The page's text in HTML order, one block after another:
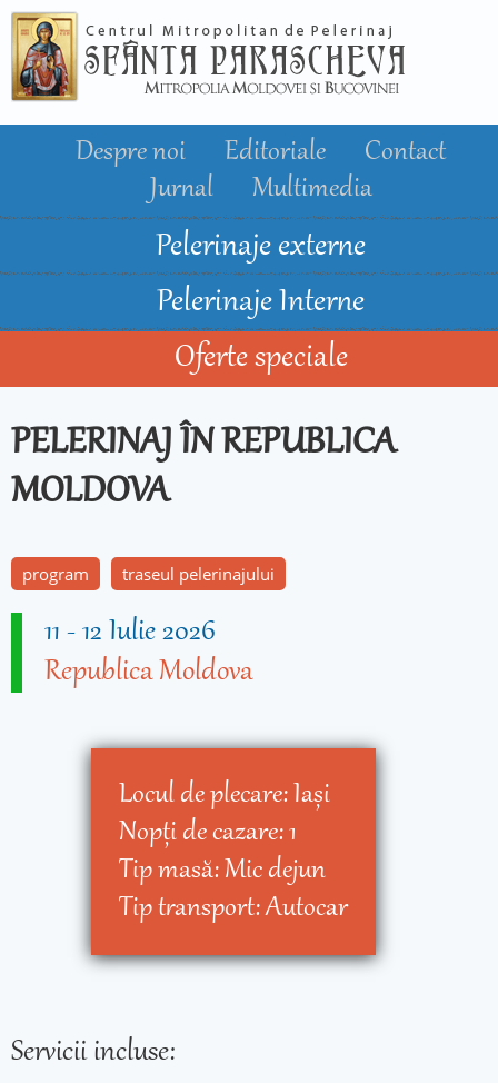
conţinutul
principal
Despre noi Editoriale
Contact
Jurnal
Multimedia
Pelerinaje externe
Pelerinaje Interne
Oferte speciale
PELERINAJ ÎN REPUBLICA
MOLDOVA
program traseul pelerinajului
11 -12 Iulie 2026
Republica Moldova
Locul de plecare:Iaşi
Nopţi de cazare:1
Tip masă:Mic dejun
Tip transport:Autocar
Servicii incluse: